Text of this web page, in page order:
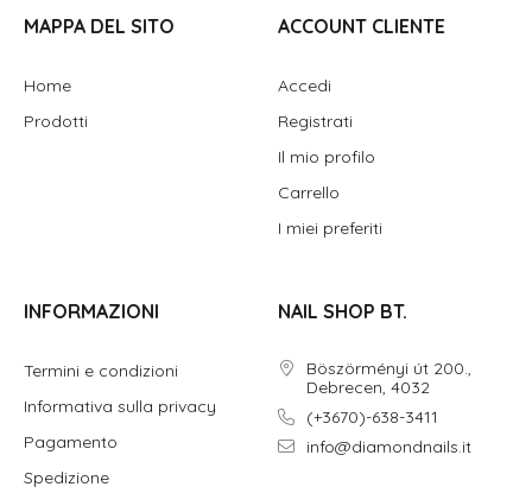
MAPPA DEL SITO
Home
Prodotti
ACCOUNT CLIENTE
Accedi
Registrati
Il mio profilo
Carrello
I miei preferiti
INFORMAZIONI
Termini e condizioni
Informativa sulla privacy
Pagamento
Spedizione
NAIL SHOP BT.
Böszörményi út 200.,
Debrecen, 4032
(+3670)-638-3411
info@diamondnails.it